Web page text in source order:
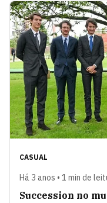
CASUAL
Há 3 anos • 1 min de
Succession no